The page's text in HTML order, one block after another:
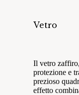
Vetro
Il vetro
protezione e
prezioso
effetto